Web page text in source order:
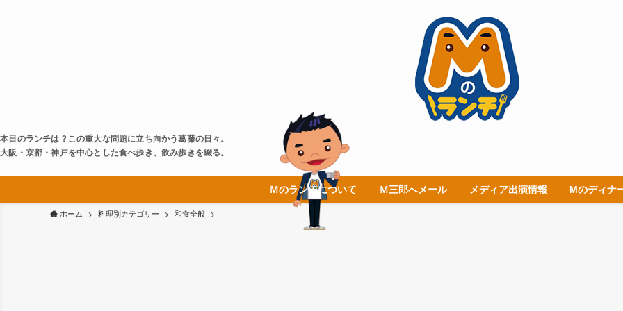
本日のランチは？この重大な問題に立ち向かう葛藤の日々。
大阪・京都・神戸を中心とした食べ歩き、飲み歩きを綴る。
Ｍのランチについて Ｍ三郎へメール メディア出演情報 Mのディナ
ホーム 料理別カテゴリー 和食全般